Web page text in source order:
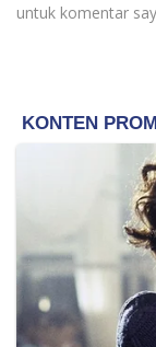
untuk komentar